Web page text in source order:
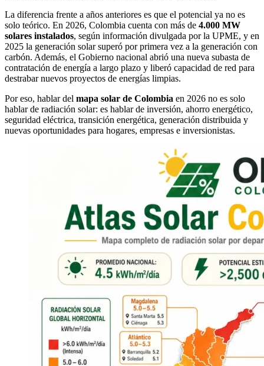
La diferencia frente a años anteriores es que el potencial ya no es
solo teórico. En 2026, Colombia cuenta con más de 4.000 MW
solares instalados, según información divulgada por la UPME, y en
2025 la generación solar superó por primera vez a la generación con
carbón. Además, el Gobierno nacional abrió una nueva subasta de
contratación de energía a largo plazo y liberó capacidad de red para
destrabar nuevos proyectos de energías limpias.
Por eso, hablar del mapa solar de Colombia en 2026 no es solo
hablar de radiación solar: es hablar de inversión, ahorro energético,
seguridad eléctrica, transición energética, generación distribuida y
nuevas oportunidades para hogares, empresas e inversionistas.